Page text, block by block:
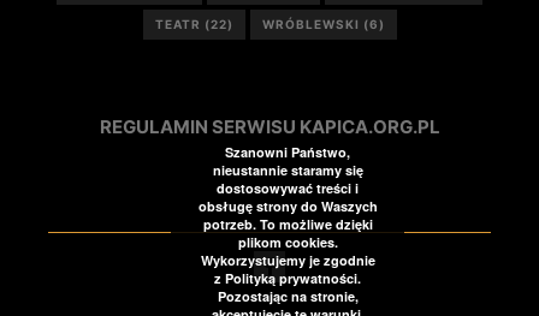
TEATR (22) WRÓBLEWSKI (6)
REGULAMIN SERWISU KAPICA.ORG.PL
Szanowni Państwo,
nieustannie staramy się
dostosowywać treści i
obsługę strony do Waszych
potrzeb. To możliwe dzięki
plikom cookies.
Wykorzystujemy je zgodnie
z Polityką prywatności.
Pozostając na stronie,